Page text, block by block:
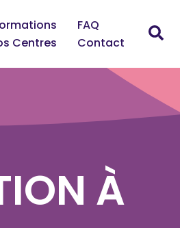
FAQ
Centres
Contact
À